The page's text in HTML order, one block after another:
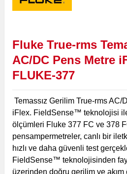
Fluke True-rms
AC/DC Pens Metre
FLUKE-377
Temassız Gerilim True-rms
iFlex. FieldSense™ teknolojisi
ölçümleri Fluke 377 FC ve 378
pensampermetreler, canlı bir
hızlı ve daha güvenli test
FieldSense™ teknolojisinden
üzerinden doğru gerilim ve